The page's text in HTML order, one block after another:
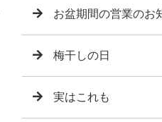
お盆期間の営業のお
梅干しの日
実はこれも